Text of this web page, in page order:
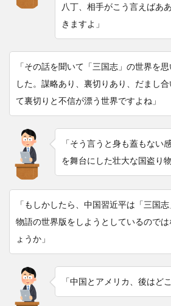
八丁、相手がこう言えばあ
きますよ」
「その話を聞いて「三国志」の世界を思
した。謀略あり、裏切りあり、だまし合
て裏切りと不信が漂う世界ですよね」
「そう言うと身も蓋もない
を舞台にした壮大な国盗り
「もしかしたら、中国習近平は「三国志
物語の世界版をしようとしているのでは
ょうか」
「中国とアメリカ、後はどこ